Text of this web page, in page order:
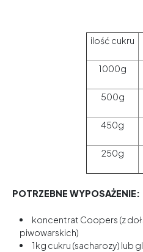
ilość cukru
1000g
500g
450g
250g
POTRZEBNE WYPOSAŻENIE:
koncentrat Coopers (z
piwowarskich)
1kg cukru (sacharozy) lub